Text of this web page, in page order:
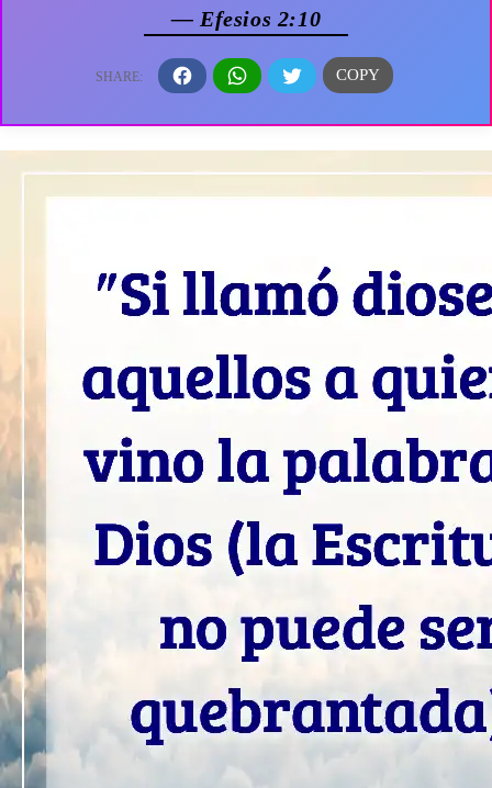
— Efesios 2:10